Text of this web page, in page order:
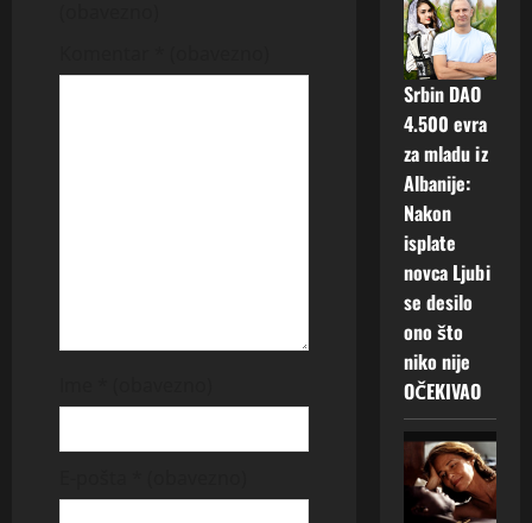
Srbin DAO
4.500 evra
za mladu iz
Albanije:
Nakon
isplate
novca Ljubi
se desilo
ono što
niko nije
OČEKIVAO